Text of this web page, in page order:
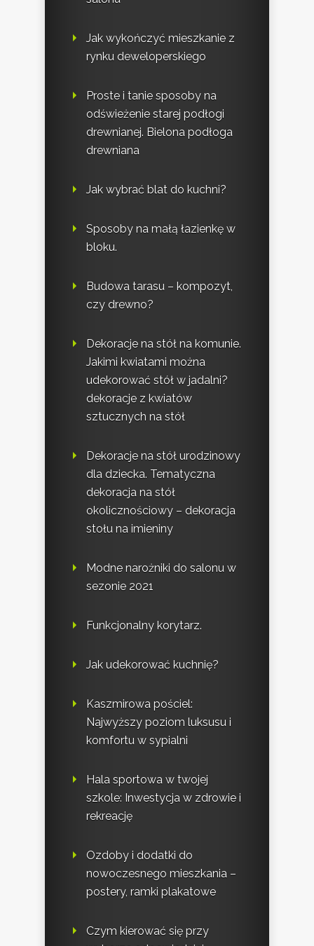
Jak wykończyć mieszkanie z
rynku deweloperskiego
Proste i tanie sposoby na
odświeżenie starej podłogi
drewnianej. Bielona podłoga
drewniana
Jak wybrać blat do kuchni?
Sposoby na małą łazienkę w
bloku.
Budowa tarasu – kompozyt,
czy drewno?
Dekoracje na stół na komunie.
Jakimi kwiatami można
udekorować stół w jadalni?
dekoracje z kwiatów
sztucznych na stół
Dekoracje na stół urodzinowy
dla dziecka. Tematyczna
dekoracja na stół
okolicznościowy – dekoracja
stołu na imieniny
Modne narożniki do salonu w
sezonie 2021
Funkcjonalny korytarz.
Jak udekorować kuchnię?
Kaszmirowa pościel:
Najwyższy poziom luksusu i
komfortu w sypialni
Hala sportowa w twojej
szkole: Inwestycja w zdrowie i
rekreację
Ozdoby i dodatki do
nowoczesnego mieszkania –
postery, ramki plakatowe
Czym kierować się przy